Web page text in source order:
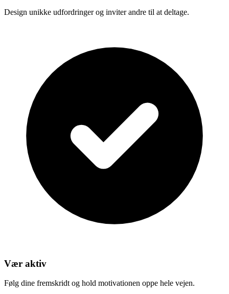
Design unikke udfordringer og inviter andre til at deltage.
Vær aktiv
Følg dine fremskridt og hold motivationen oppe hele vejen.